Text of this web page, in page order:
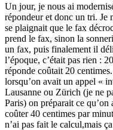
Un jour, je nous ai
répondeur et donc un tri. Je
se plaignait que le fax
prend le fax, sinon la
un fax, puis finalement il
l’époque, c’était pas rien :
réponde coûtait 20
lorsqu’on avait un appel «
Lausanne ou Zürich (je ne
Paris) on préparait ce
coûter 40 centimes par
n’ai pas fait le calcul,mais